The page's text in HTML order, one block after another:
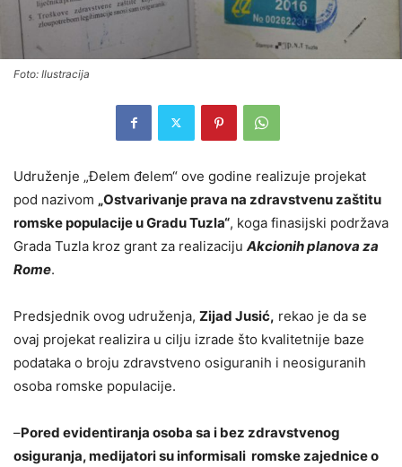
Foto: Ilustracija
Udruženje „Đelem đelem“ ove godine realizuje projekat
pod nazivom „Ostvarivanje prava na zdravstvenu zaštitu
romske populacije u Gradu Tuzla“, koga finasijski podržava
Grada Tuzla kroz grant za realizaciju Akcionih planova za
Rome.
Predsjednik ovog udruženja, Zijad Jusić, rekao je da se
ovaj projekat realizira u cilju izrade što kvalitetnije baze
podataka o broju zdravstveno osiguranih i neosiguranih
osoba romske populacije.
–Pored evidentiranja osoba sa i bez zdravstvenog
osiguranja, medijatori su informisali romske zajednice o